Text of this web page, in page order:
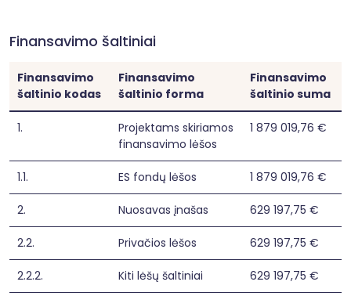
Finansavimo šaltiniai
Finansavimo
šaltinio kodas
Finansavimo
šaltinio forma
Finansavimo
šaltinio suma
1.
Projektams skiriamos
finansavimo lėšos
1 879 019,76 €
1.1. ES fondų lėšos 1 879 019,76 €
2. Nuosavas įnašas 629 197,75 €
2.2. Privačios lėšos 629 197,75 €
2.2.2. Kiti lėšų šaltiniai 629 197,75 €